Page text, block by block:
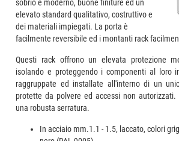
sobrio e moderno, buone finiture ed un
elevato standard qualitativo, costruttivo e
dei materiali impiegati. La porta è
facilmente reversibile ed i montanti rack
Questi rack offrono un elevata protezione
isolando e proteggendo i componenti al loro
raggruppate ed installate all'interno di un
protette da polvere ed accessi non
una robusta serratura.
In acciaio mm.1.1 - 1.5, laccato, colori